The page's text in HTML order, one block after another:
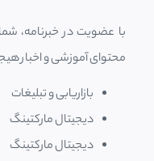
با عضویت در خبرنامه،
محتوای آموزشی و اخبار
بازاریابی و تبلیغات
دیجیتال مارکتینگ
دیجیتال مارکتینگ